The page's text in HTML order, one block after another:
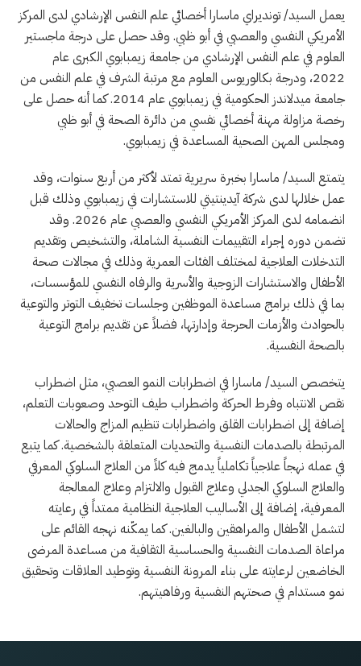
يعمل السيد/ تونديراي ماسارا أخصائي علم النفس الإرشادي لدى المركز
الأمريكي النفسي والعصبي في أبو ظبي. وقد حصل على درجة ماجستير
العلوم في علم النفس الإرشادي من جامعة زيمبابوي الكبرى عام
2022، ودرجة بكالوريوس العلوم مع مرتبة الشرف في علم النفس من
جامعة ميدلاندز الحكومية في زيمبابوي عام 2014. كما أنه حصل على
رخصة مزاولة مهنة أخصائي نفسي من دائرة الصحة في أبو ظبي
ومجلس المهن الصحية المساعدة في زيمبابوي.
يتمتع السيد/ ماسارا بخبرة سريرية تمتد لأكثر من أربع سنوات، وقد
عمل خلالها لدى شركة آيدينتيتي للاستشارات في زيمبابوي وذلك قبل
انضمامه لدى المركز الأمريكي النفسي والعصبي عام 2026. وقد
تضمن دوره إجراء التقييمات النفسية الشاملة، والتشخيص وتقديم
التدخلات العلاجية لمختلف الفئات العمرية وذلك في مجالات صحة
الأطفال والاستشارات الزوجية والأسرية والرفاه النفسي للمؤسسات،
بما في ذلك برامج مساعدة الموظفين وجلسات تخفيف التوتر والتوعية
بالحوادث والأزمات الحرجة وإدارتها، فضلاً عن تقديم برامج التوعية
بالصحة النفسية.
يتخصص السيد/ ماسارا في اضطرابات النمو العصبي، مثل اضطراب
نقص الانتباه وفرط الحركة واضطراب طيف التوحد وصعوبات التعلم،
إضافة إلى اضطرابات القلق واضطرابات تنظيم المزاج والحالات
المرتبطة بالصدمات النفسية والتحديات المتعلقة بالشخصية. كما يتبع
في عمله نهجاً علاجياً تكاملياً يدمج فيه كلاً من العلاج السلوكي المعرفي
والعلاج السلوكي الجدلي وعلاج القبول والالتزام وعلاج المعالجة
المعرفية، إضافة إلى الأساليب العلاجية النظامية ممتداً في رعايته
لتشمل الأطفال والمراهقين والبالغين. كما يمكّنه نهجه القائم على
مراعاة الصدمات النفسية والحساسية الثقافية من مساعدة المرضى
الخاضعين لرعايته على بناء المرونة النفسية وتوطيد العلاقات وتحقيق
نمو مستدام في صحتهم النفسية ورفاهيتهم.